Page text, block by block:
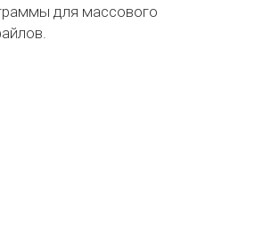
для массового